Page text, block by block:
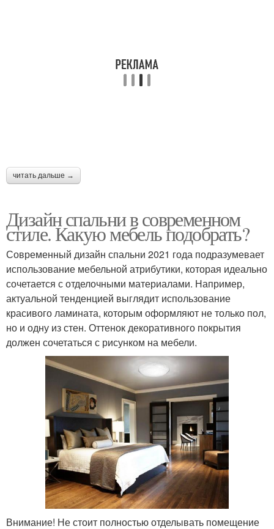
читать дальше →
Дизайн спальни в современном
стиле. Какую мебель подобрать?
Современный дизайн спальни 2021 года подразумевает
использование мебельной атрибутики, которая идеально
сочетается с отделочными материалами. Например,
актуальной тенденцией выглядит использование
красивого ламината, которым оформляют не только пол,
но и одну из стен. Оттенок декоративного покрытия
должен сочетаться с рисунком на мебели.
Внимание! Не стоит полностью отделывать помещение